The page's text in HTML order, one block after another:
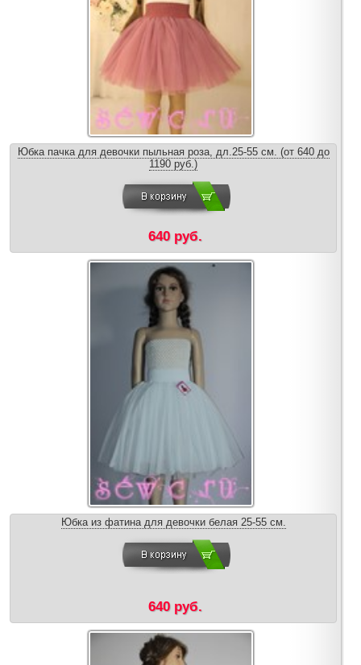
Юбка пачка для девочки пыльная роза, дл.25-55 см. (от 640 до
1190 руб.)
640 руб.
Юбка из фатина для девочки белая 25-55 см.
640 руб.